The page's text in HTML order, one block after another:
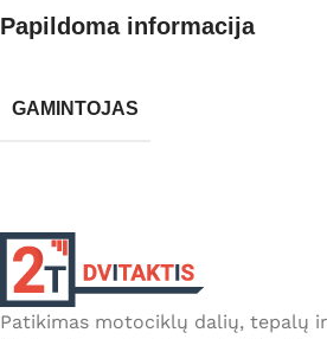
Papildoma informacija
GAMINTOJAS
Patikimas motociklų dalių, tepalų